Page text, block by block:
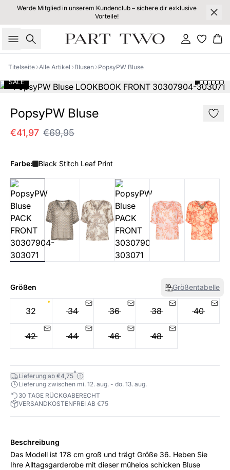
Werde Mitglied in unserem Kundenclub – sichere dir exklusive
Vorteile!
Suche Einloggen
Titelseite Alle Artikel Blusen PopsyPW Bluse
SALE
PopsyPW Bluse
€41,97 €69,95
Farbe: Black Stitch Leaf Print
Größen Größentabelle
32 34 36 38 40
42 44 46 48
Lieferung ab €4,75*
Lieferung zwischen mi. 12. aug. - do. 13. aug.
30 TAGE RÜCKGABERECHT
VERSANDKOSTENFREI AB €75
Beschreibung
Das Modell ist 178 cm groß und trägt Größe 36. Heben Sie
Ihre Alltagsgarderobe mit dieser mühelos schicken Bluse